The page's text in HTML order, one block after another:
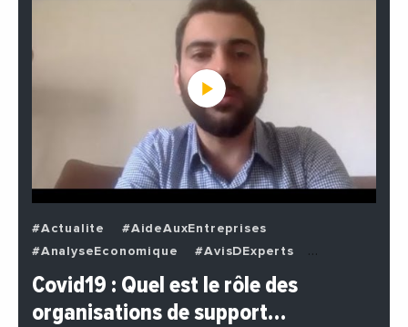
#Actualite
#AideAuxEntreprises
#AnalyseEconomique
#AvisDExperts
#BuzzNews
#Decideurs
#EchangesMediterraneens
#Economie
#EnDirectDe
#Entreprises
#Institutions
Covid19 : Quel est le rôle des
organisations de support…